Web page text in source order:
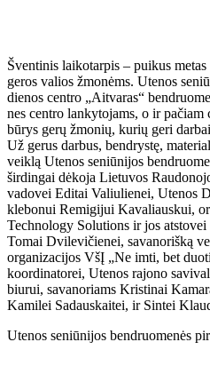
Šventinis laikotarpis – puikus
geros valios žmonėms. Utenos
dienos centro „Aitvaras“
nes centro lankytojams, o ir
būrys gerų žmonių, kurių geri
Už gerus darbus, bendrystę,
veiklą Utenos seniūnijos
širdingai dėkoja Lietuvos
vadovei Editai Valiulienei, Utenos
klebonui Remigijui Kavaliauskui,
Technology Solutions ir jos
Tomai Dvilevičienei, savanorišką
organizacijos VšĮ „Ne imti, bet
koordinatorei, Utenos rajono
biurui, savanoriams Kristinai
Kamilei Sadauskaitei, ir Sintei
Utenos seniūnijos